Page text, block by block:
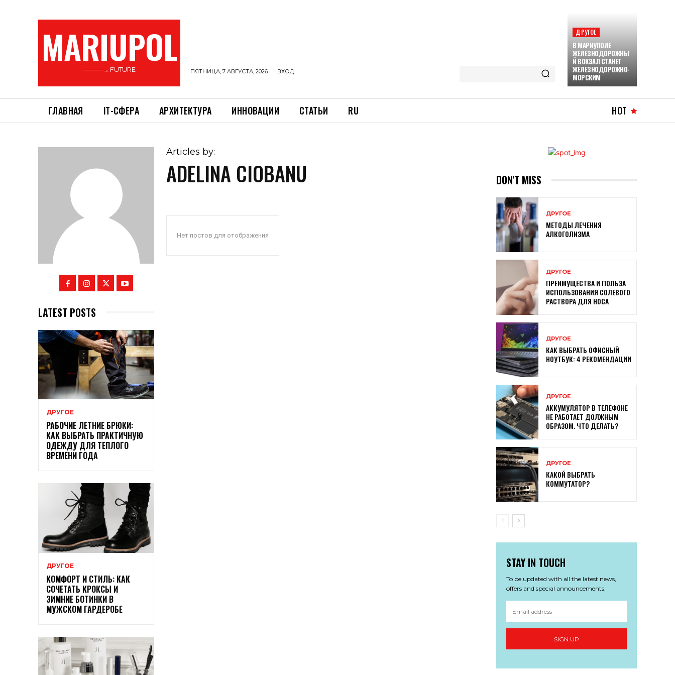
MARIUPOL
———→ FUTURE ПЯТНИЦА, 7 АВГУСТА, 2026 ВХОД
ДРУГОЕ
В МАРИУПОЛЕ
ЖЕЛЕЗНОДОРОЖНЫ
Й ВОКЗАЛ СТАНЕТ
ЖЕЛЕЗНОДОРОЖНО-
МОРСКИМ
ГЛАВНАЯ ІТ-СФЕРА АРХИТЕКТУРА ИННОВАЦИИ СТАТЬИ RU HOT
LATEST POSTS
ДРУГОЕ
РАБОЧИЕ ЛЕТНИЕ БРЮКИ:
КАК ВЫБРАТЬ ПРАКТИЧНУЮ
ОДЕЖДУ ДЛЯ ТЕПЛОГО
ВРЕМЕНИ ГОДА
ДРУГОЕ
КОМФОРТ И СТИЛЬ: КАК
СОЧЕТАТЬ КРОКСЫ И
ЗИМНИЕ БОТИНКИ В
МУЖСКОМ ГАРДЕРОБЕ
Articles by:
ADELINA CIOBANU
Нет постов для отображения
DON'T MISS
ДРУГОЕ
МЕТОДЫ ЛЕЧЕНИЯ
АЛКОГОЛИЗМА
ДРУГОЕ
ПРЕИМУЩЕСТВА И ПОЛЬЗА
ИСПОЛЬЗОВАНИЯ СОЛЕВОГО
РАСТВОРА ДЛЯ НОСА
ДРУГОЕ
КАК ВЫБРАТЬ ОФИСНЫЙ
НОУТБУК: 4 РЕКОМЕНДАЦИИ
ДРУГОЕ
АККУМУЛЯТОР В ТЕЛЕФОНЕ
НЕ РАБОТАЕТ ДОЛЖНЫМ
ОБРАЗОМ. ЧТО ДЕЛАТЬ?
ДРУГОЕ
КАКОЙ ВЫБРАТЬ
КОММУТАТОР?
STAY IN TOUCH
To be updated with all the latest news,
offers and special announcements.
SIGN UP